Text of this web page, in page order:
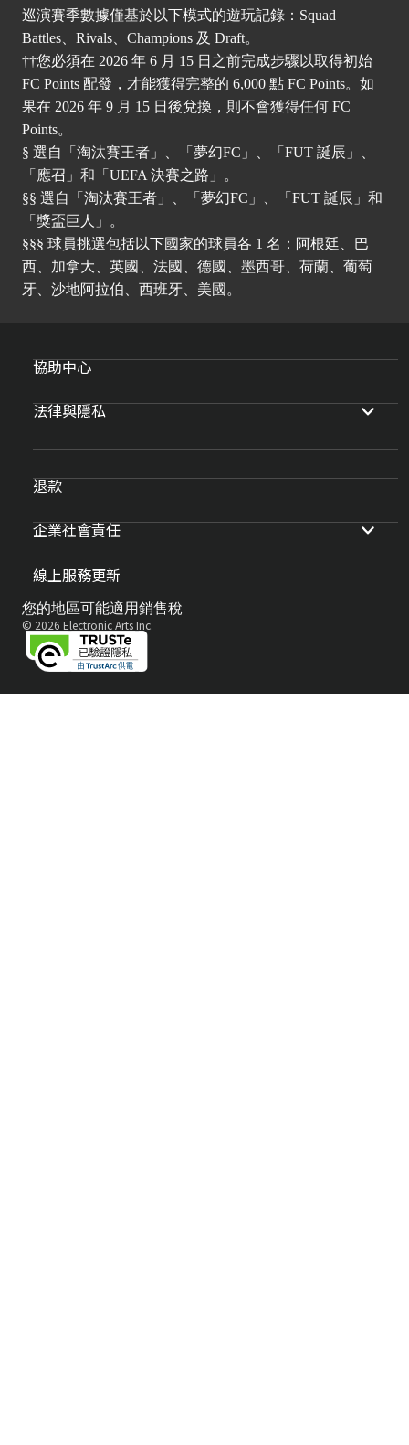
巡演賽季數據僅基於以下模式的遊玩記錄：Squad
Battles、Rivals、Champions 及 Draft。
††您必須在 2026 年 6 月 15 日之前完成步驟以取得初始
FC Points 配發，才能獲得完整的 6,000 點 FC Points。如
果在 2026 年 9 月 15 日後兌換，則不會獲得任何 FC
Points。
§ 選自「淘汰賽王者」、「夢幻FC」、「FUT 誕辰」、
「應召」和「UEFA 決賽之路」。
§§ 選自「淘汰賽王者」、「夢幻FC」、「FUT 誕辰」和
「獎盃巨人」。
§§§ 球員挑選包括以下國家的球員各 1 名：阿根廷、巴
西、加拿大、英國、法國、德國、墨西哥、荷蘭、葡萄
牙、沙地阿拉伯、西班牙、美國。
協助中心
法律與隱私
退款
企業社會責任
線上服務更新
您的地區可能適用銷售稅
© 2026 Electronic Arts Inc.